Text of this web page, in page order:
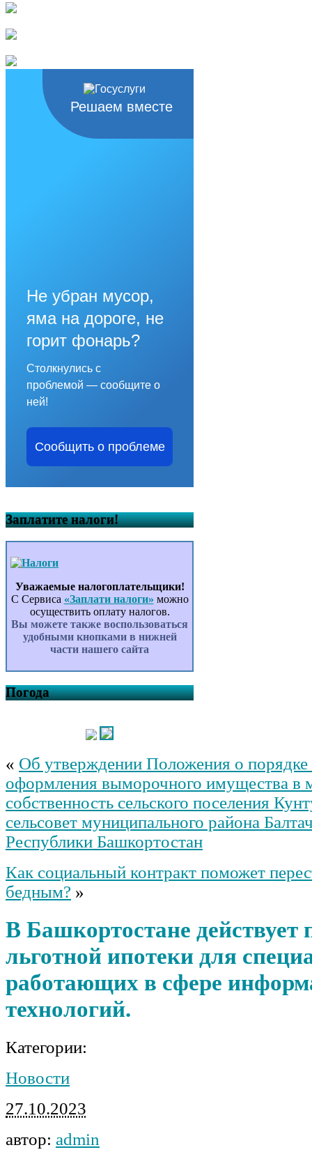
Решаем вместе
Не убран мусор,
яма на дороге, не
горит фонарь?
Столкнулись с
проблемой — сообщите о
ней!
Сообщить о проблеме
Заплатите налоги!
Уважаемые налогоплательщики!
С Сервиса «Заплати налоги» можно
осуществить оплату налогов.
Вы можете также воспользоваться
удобными кнопками в нижней
части нашего сайта
Погода
« Об утверждении Положения о порядке
оформления выморочного имущества в
собственность сельского поселения
сельсовет муниципального района
Республики Башкортостан
Как социальный контракт поможет
бедным? »
В Башкортостане действует
льготной ипотеки для
работающих в сфере
технологий.
Категории:
Новости
27.10.2023
автор: admin